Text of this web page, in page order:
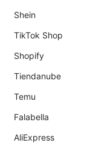
Shein
TikTok Shop
Shopify
Tiendanube
Temu
Falabella
AliExpress